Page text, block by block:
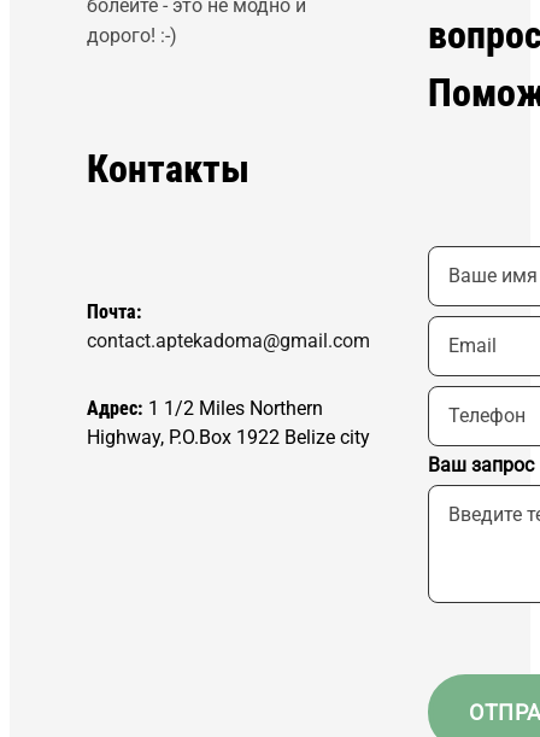
болейте - это не модно и
дорого! :-)
Контакты
Почта:
contact.aptekadoma@gmail.com
Адрес: 1 1/2 Miles Northern
Highway, P.O.Box 1922 Belize city
Ваш запрос